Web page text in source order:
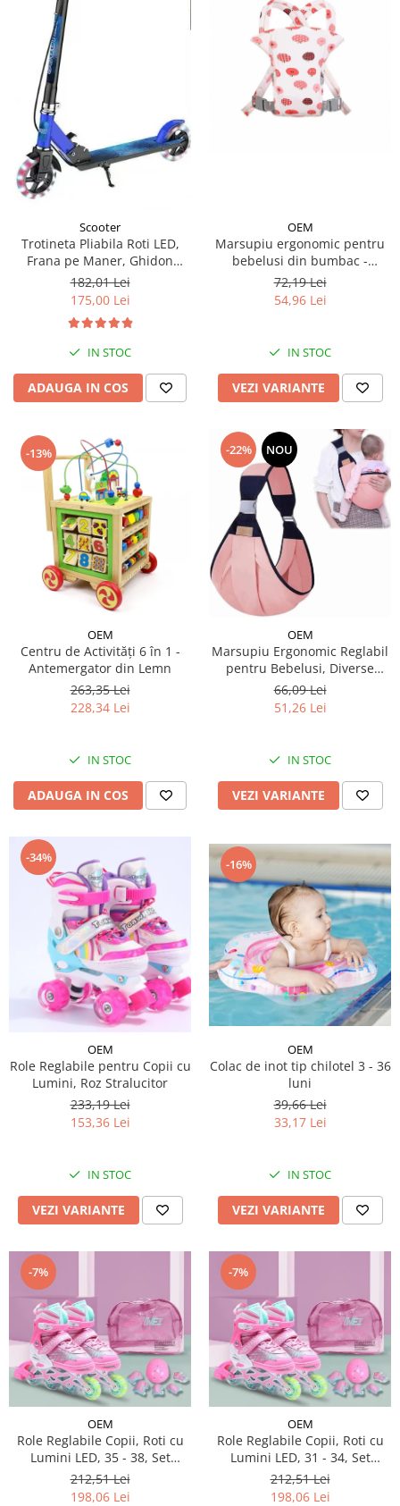
Scooter
Trotineta Pliabila Roti LED,
Frana pe Maner, Ghidon
Reglabil - Albastru
182,01 Lei
175,00 Lei
IN STOC
ADAUGA IN COS
OEM
Marsupiu ergonomic pentru
bebelusi din bumbac -
modele diferite
72,19 Lei
54,96 Lei
IN STOC
VEZI VARIANTE
-13%
OEM
Centru de Activități 6 în 1 -
Antemergator din Lemn
263,35 Lei
228,34 Lei
IN STOC
ADAUGA IN COS
-22% NOU
OEM
Marsupiu Ergonomic Reglabil
pentru Bebelusi, Diverse
Culori
66,09 Lei
51,26 Lei
IN STOC
VEZI VARIANTE
-34%
OEM
Role Reglabile pentru Copii cu
Lumini, Roz Stralucitor
233,19 Lei
153,36 Lei
IN STOC
VEZI VARIANTE
-16%
OEM
Colac de inot tip chilotel 3 - 36
luni
39,66 Lei
33,17 Lei
IN STOC
VEZI VARIANTE
-7%
OEM
Role Reglabile Copii, Roti cu
Lumini LED, 35 - 38, Set
Protectie - ROZ
212,51 Lei
198,06 Lei
-7%
OEM
Role Reglabile Copii, Roti cu
Lumini LED, 31 - 34, Set
Protectie - ROZ
212,51 Lei
198,06 Lei